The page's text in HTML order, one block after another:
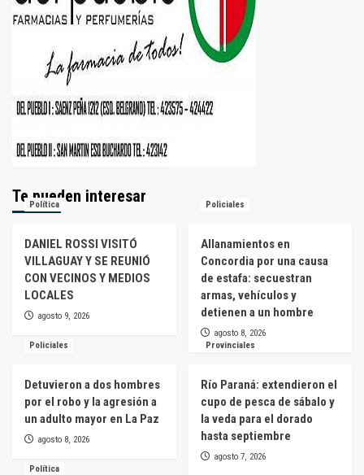
Te pueden interesar
Política
DANIEL ROSSI VISITÓ
VILLAGUAY Y SE REUNIÓ
CON VECINOS Y MEDIOS
LOCALES
agosto 9, 2026
Policiales
Allanamientos en
Concordia por una causa
de estafa: secuestran
armas, vehículos y
detienen a un hombre
agosto 8, 2026
Policiales
Detuvieron a dos hombres
por el robo y la agresión a
un adulto mayor en La Paz
agosto 8, 2026
Provinciales
Río Paraná: extendieron el
cupo de pesca de sábalo y
la veda para el dorado
hasta septiembre
agosto 7, 2026
Política